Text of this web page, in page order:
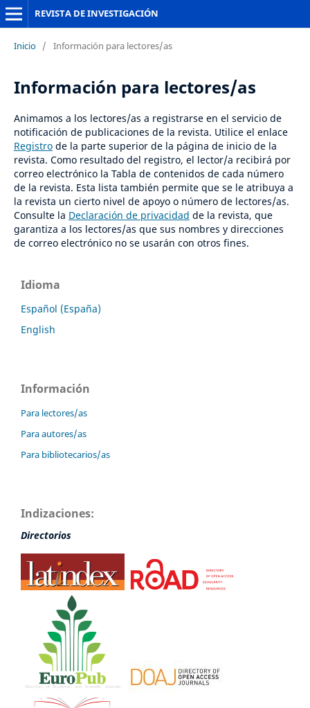
REVISTA DE INVESTIGACIÓN
Inicio / Información para lectores/as
Información para lectores/as
Animamos a los lectores/as a registrarse en el servicio de
notificación de publicaciones de la revista. Utilice el enlace
Registrode la parte superior de la página de inicio de la
revista. Como resultado del registro, el lector/a recibirá por
correo electrónico la Tabla de contenidos de cada número
de la revista. Esta lista también permite que se le atribuya a
la revista un cierto nivel de apoyo o número de lectores/as.
Consulte la Declaración de privacidad de la revista, que
garantiza a los lectores/as que sus nombres y direcciones
de correo electrónico no se usarán con otros fines.
Idioma
Español (España)
English
Información
Para lectores/as
Para autores/as
Para bibliotecarios/as
Indizaciones:
Directorios